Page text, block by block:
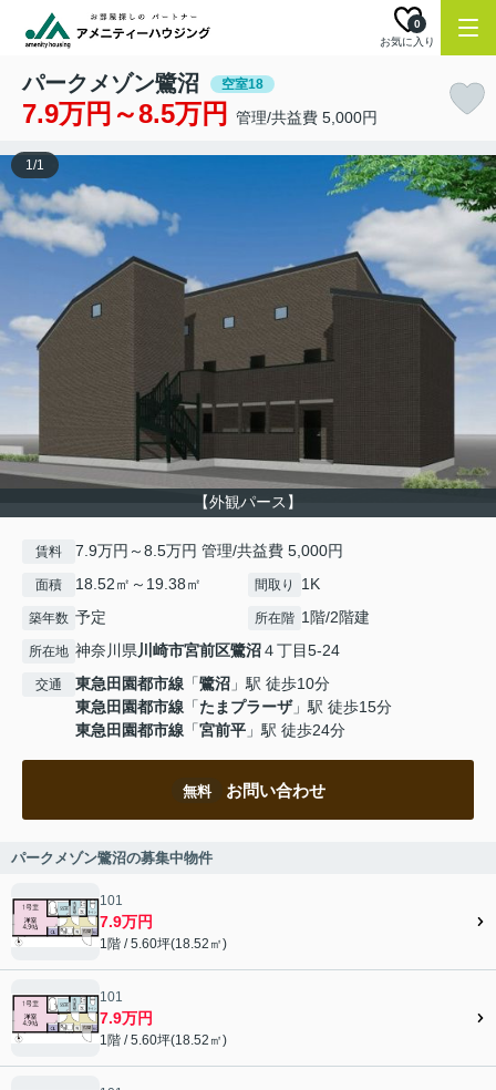
お気に入り
0
パークメゾン鷺沼 空室18
7.9万円～8.5万円 管理/共益費 5,000円
【外観パース】
1/1
賃料 7.9万円～8.5万円 管理/共益費 5,000円
面積 18.52㎡～19.38㎡ 間取り 1K
築年数 予定 所在階 1階/2階建
所在地 神奈川県川崎市宮前区鷺沼４丁目5-24
交通 東急田園都市線 「鷺沼 」駅 徒歩10分
東急田園都市線 「たまプラーザ」駅 徒歩15分
東急田園都市線 「宮前平 」駅 徒歩24分
無料 お問い合わせ
パークメゾン鷺沼の募集中物件
101
7.9万円
1階 / 5.60坪(18.52㎡)
101
7.9万円
1階 / 5.60坪(18.52㎡)